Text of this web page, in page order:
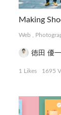
Logo, Card,
Making
Web
徳田 優一
1 Likes 1695